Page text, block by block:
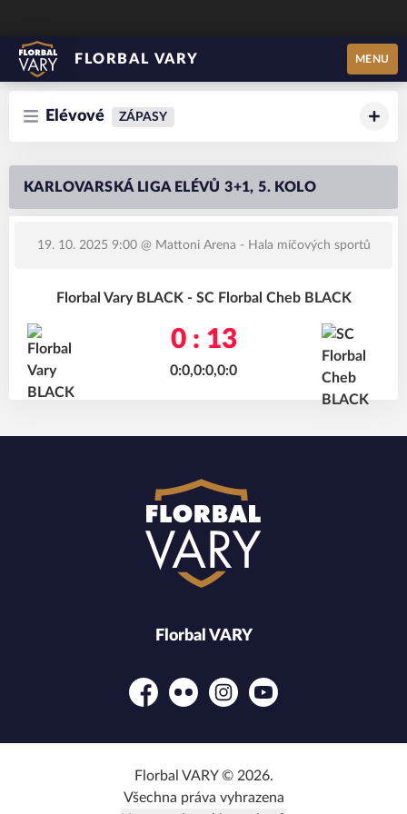
FLORBAL VARY MENU
Elévové ZÁPASY
KARLOVARSKÁ LIGA ELÉVŮ 3+1, 5. KOLO
19. 10. 2025 9:00@ Mattoni Arena - Hala míčových sportů
Florbal Vary BLACK - SC Florbal Cheb BLACK
0 : 13
0:0,0:0,0:0
Florbal VARY
FacebookFlickr InstagramYouTube
Florbal VARY © 2026.
Všechna práva vyhrazena